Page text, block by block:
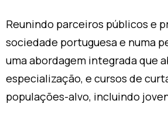
Reunindo parceiros públicos e
sociedade portuguesa e numa
uma abordagem integrada que
especialização, e cursos de
populações-alvo, incluindo